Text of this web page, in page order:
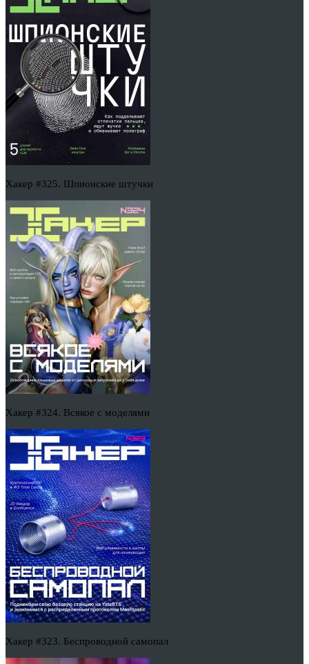
Хакер #325. Шпионские штучки
Хакер #324. Всякое с моделями
Хакер #323. Беспроводной самопал